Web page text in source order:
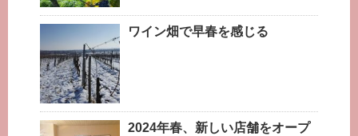
ワイン畑で早春を感じる
2024年春、新しい店舗をオープ